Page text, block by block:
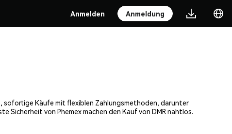
Anmelden Anmeldung
sofortige Käufe mit flexiblen Zahlungsmethoden, darunter
von Phemex machen den Kauf von DMR nahtlos.